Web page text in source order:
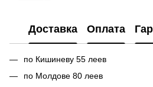
Доставка Оплата
по Кишиневу 55 леев
по Молдове 80 леев